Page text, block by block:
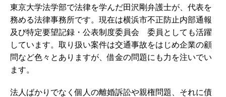
東京大学法学部で法律を学んだ田沢剛弁護士が、代表を
務める法律事務所です。現在は横浜市不正防止内部通報
及び特定要望記録・公表制度委員会 委員としても活躍
しています。取り扱い案件は交通事故をはじめ企業の顧
問など色々とありますが、借金の問題にも力を注いでい
ます。
法人ばかりでなく個人の離婚訴訟や親権問題、それに債